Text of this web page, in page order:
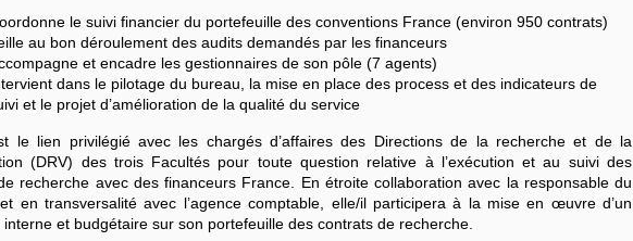
le suivi financier du portefeuille des conventions France (environ 950 contrats)
au bon déroulement des audits demandés par les financeurs
et encadre les gestionnaires de son pôle (7 agents)
dans le pilotage du bureau, la mise en place des process et des indicateurs de
et le projet d’amélioration de la qualité du service
le lien privilégié avec les chargés d’affaires des Directions de la recherche et de la
(DRV) des trois Facultés pour toute question relative à l’exécution et au suivi des
recherche avec des financeurs France. En étroite collaboration avec la responsable du
en transversalité avec l’agence comptable, elle/il participera à la mise en œuvre d’un
interne et budgétaire sur son portefeuille des contrats de recherche.